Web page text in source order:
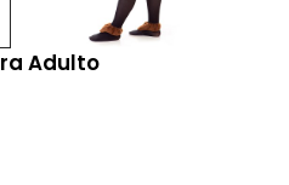
Adulto